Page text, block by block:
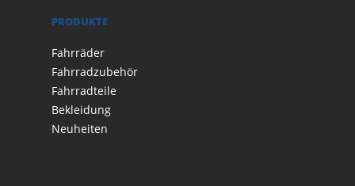
PRODUKTE
Fahrräder
Fahrradzubehör
Fahrradteile
Bekleidung
Neuheiten